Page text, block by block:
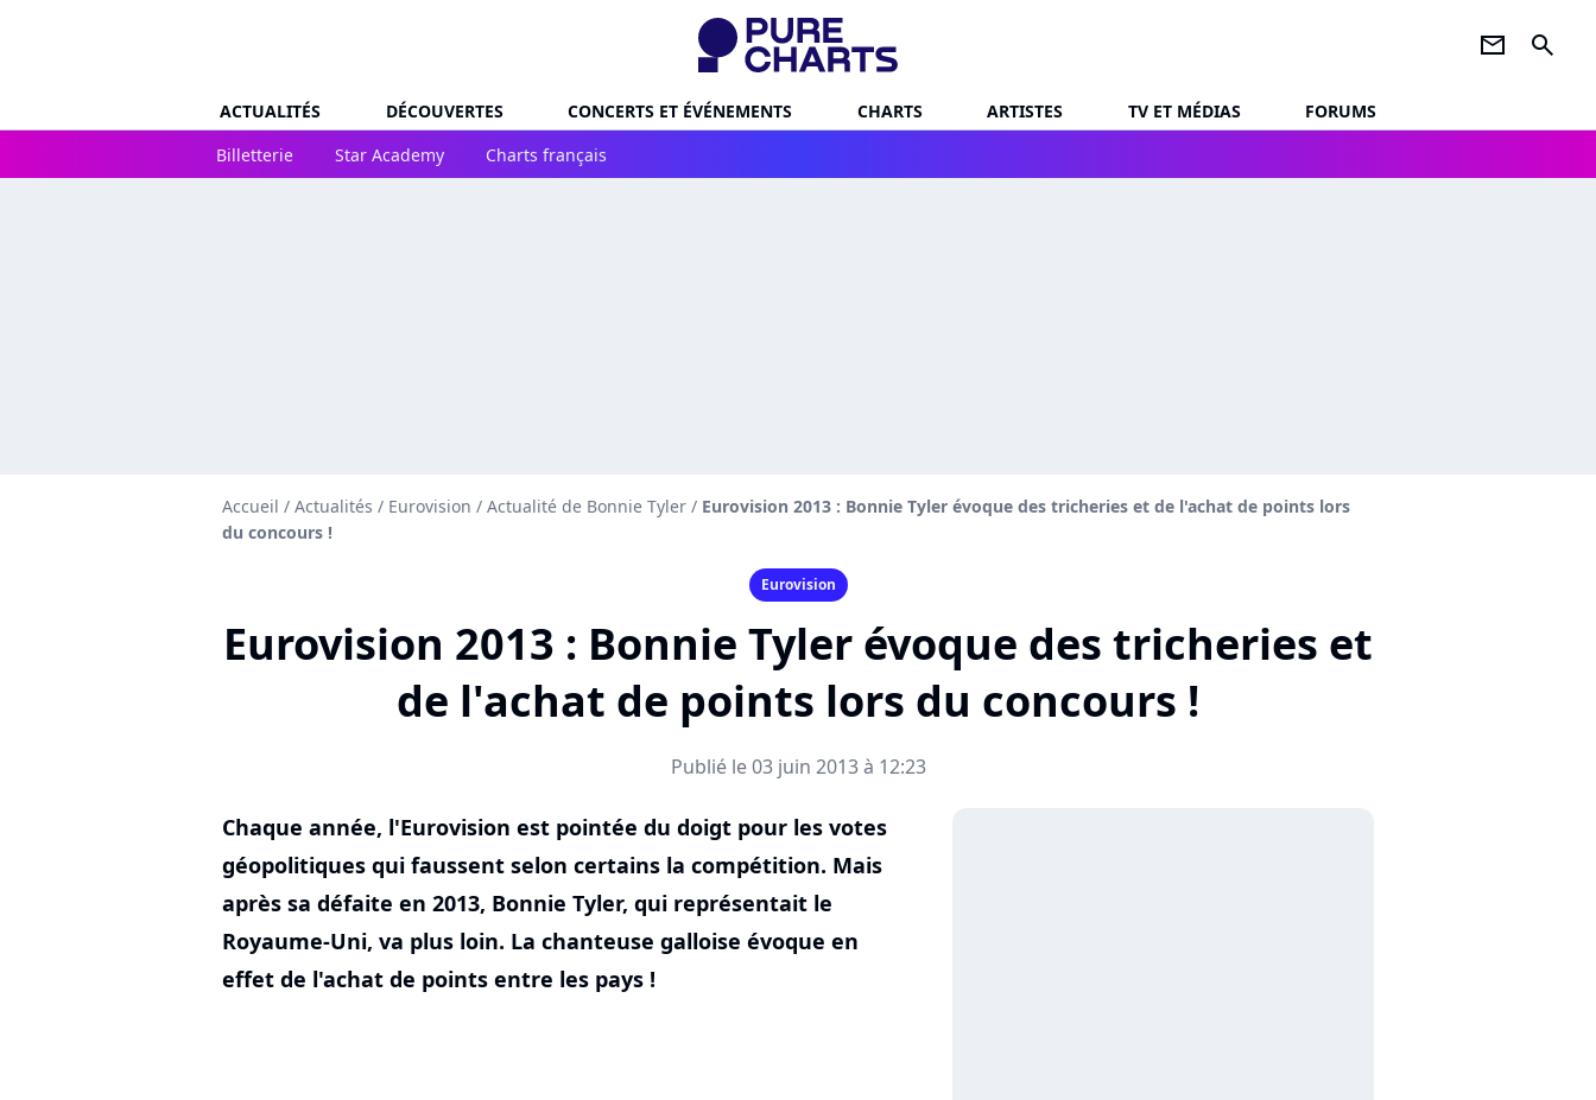
newsletter search
ACTUALITÉS DÉCOUVERTES CONCERTS ET ÉVÉNEMENTS CHARTS ARTISTES TV ET MÉDIAS
FORUMS
Billetterie
Star Academy Charts français
Accueil / Actualités / Eurovision / Actualité de Bonnie Tyler / Eurovision 2013 : Bonnie Tyler évoque des tricheries et de l'achat de points lors
du concours !
Eurovision
Eurovision 2013 : Bonnie Tyler évoque des tricheries et
de l'achat de points lors du concours !
Publié le 03 juin 2013 à 12:23
Chaque année, l'Eurovision est pointée du doigt pour les votes
géopolitiques qui faussent selon certains la compétition. Mais
après sa défaite en 2013, Bonnie Tyler, qui représentait le
Royaume-Uni, va plus loin. La chanteuse galloise évoque en
effet de l'achat de points entre les pays !